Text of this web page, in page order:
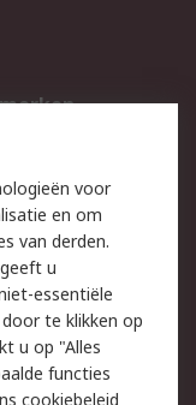
veiligheid
voor
en om
van derden.
u
essentiële
te klikken op
u op "Alles
functies
cookiebeleid